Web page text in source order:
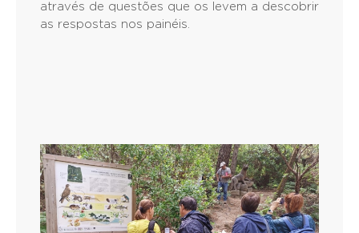
através de questões que os levem a descobrir
as respostas nos painéis.